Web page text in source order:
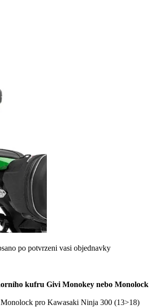
po potvrzeni vasi objednavky
kufru Givi Monokey nebo Monolock
pro Kawasaki Ninja 300 (13>18)